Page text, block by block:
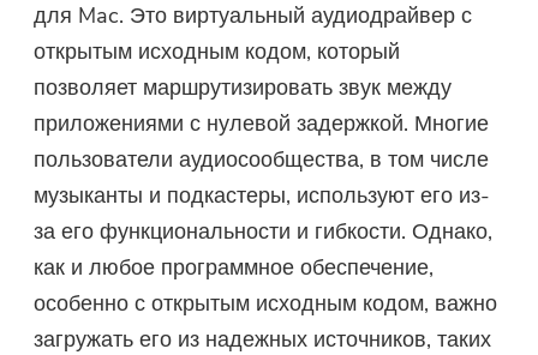
для Mac. Это виртуальный аудиодрайвер с
открытым исходным кодом, который
позволяет маршрутизировать звук между
приложениями с нулевой задержкой. Многие
пользователи аудиосообщества, в том числе
музыканты и подкастеры, используют его из-
за его функциональности и гибкости. Однако,
как и любое программное обеспечение,
особенно с открытым исходным кодом, важно
загружать его из надежных источников, таких